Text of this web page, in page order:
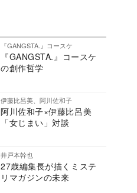
『GANGSTA.』コースケ
『GANGSTA.』コースケ
の創作哲学
伊藤比呂美、阿川佐和子
阿川佐和子×伊藤比呂美
「女じまい」対談
井戸本幹也
27歳編集長が描くミステ
リマガジンの未来